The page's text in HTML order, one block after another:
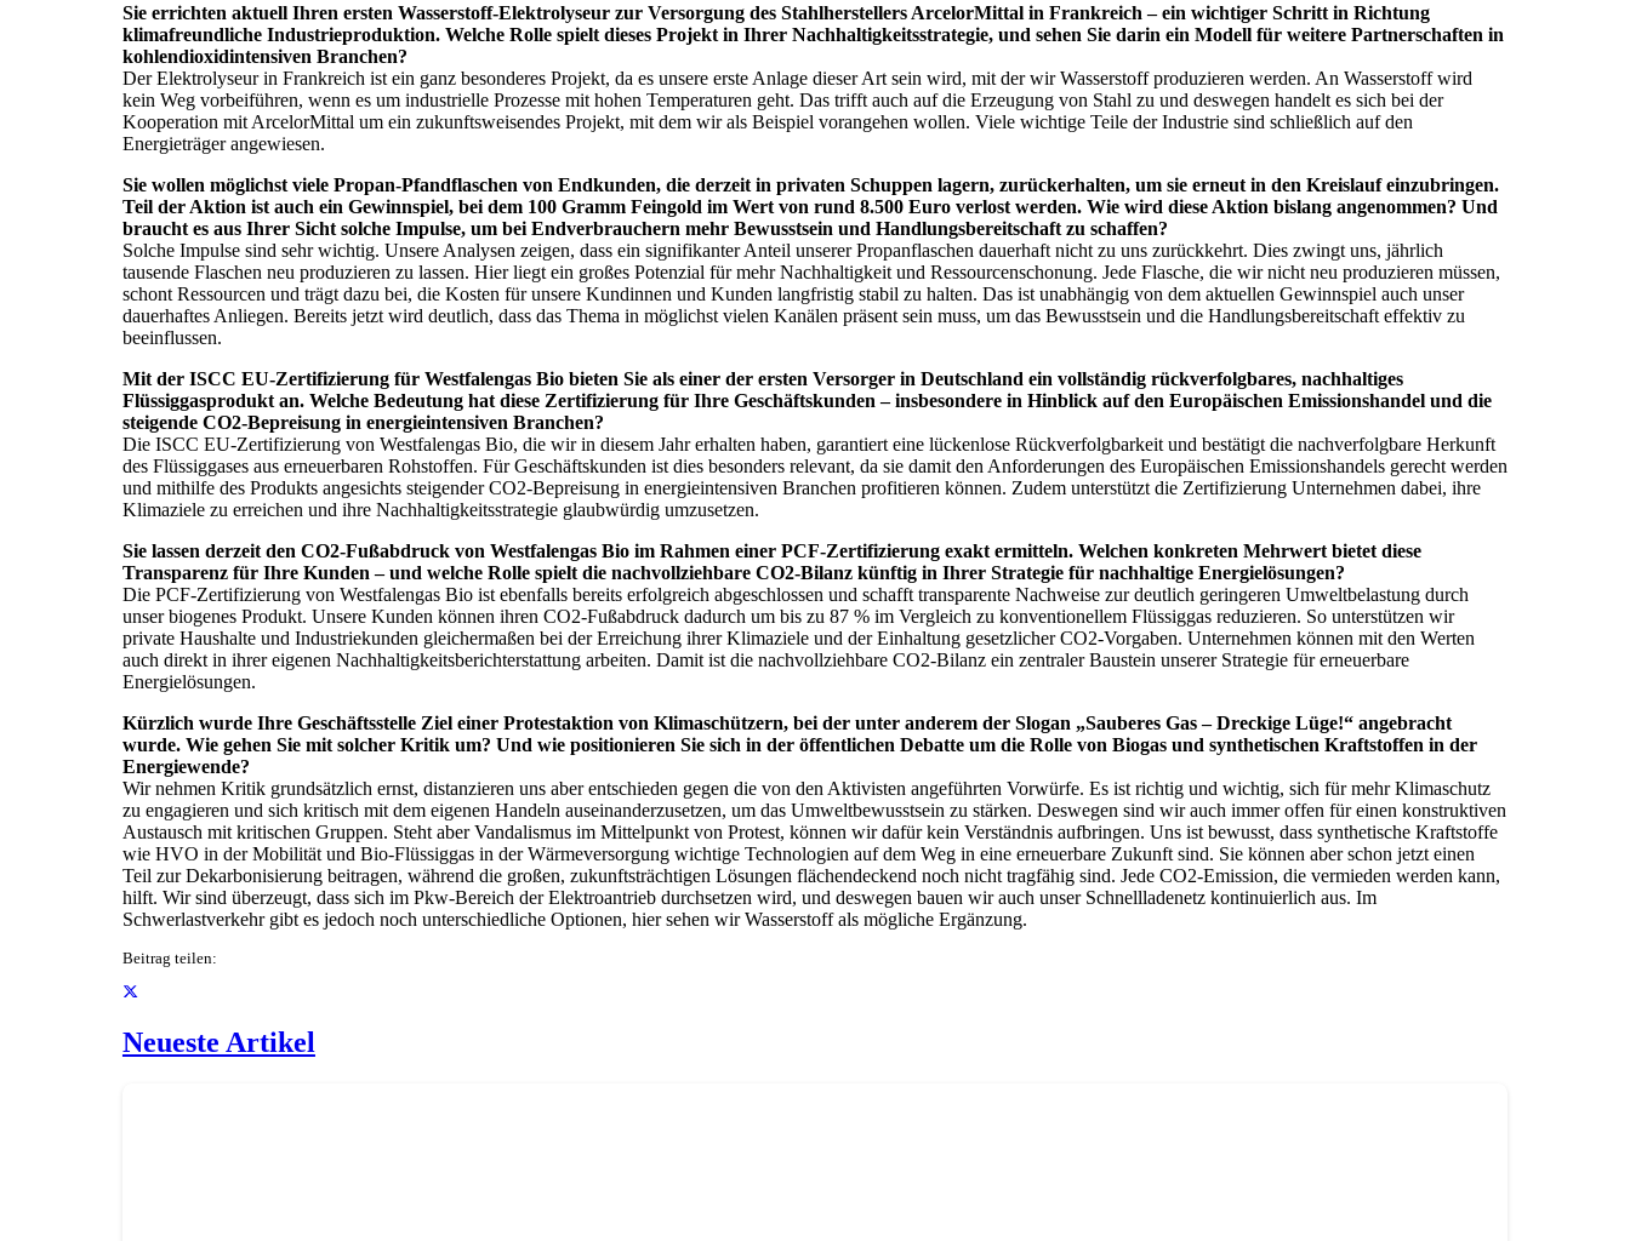
Sie errichten aktuell Ihren ersten Wasserstoff-Elektrolyseur zur Versorgung des Stahlherstellers ArcelorMittal in Frankreich – ein wichtiger Schritt in Richtung
klimafreundliche Industrieproduktion. Welche Rolle spielt dieses Projekt in Ihrer Nachhaltigkeitsstrategie, und sehen Sie darin ein Modell für weitere Partnerschaften in
kohlendioxidintensiven Branchen?
Der Elektrolyseur in Frankreich ist ein ganz besonderes Projekt, da es unsere erste Anlage dieser Art sein wird, mit der wir Wasserstoff produzieren werden. An Wasserstoff wird
kein Weg vorbeiführen, wenn es um industrielle Prozesse mit hohen Temperaturen geht. Das trifft auch auf die Erzeugung von Stahl zu und deswegen handelt es sich bei der
Kooperation mit ArcelorMittal um ein zukunftsweisendes Projekt, mit dem wir als Beispiel vorangehen wollen. Viele wichtige Teile der Industrie sind schließlich auf den
Energieträger angewiesen.
Sie wollen möglichst viele Propan-Pfandflaschen von Endkunden, die derzeit in privaten Schuppen lagern, zurückerhalten, um sie erneut in den Kreislauf einzubringen.
Teil der Aktion ist auch ein Gewinnspiel, bei dem 100 Gramm Feingold im Wert von rund 8.500 Euro verlost werden. Wie wird diese Aktion bislang angenommen? Und
braucht es aus Ihrer Sicht solche Impulse, um bei Endverbrauchern mehr Bewusstsein und Handlungsbereitschaft zu schaffen?
Solche Impulse sind sehr wichtig. Unsere Analysen zeigen, dass ein signifikanter Anteil unserer Propanflaschen dauerhaft nicht zu uns zurückkehrt. Dies zwingt uns, jährlich
tausende Flaschen neu produzieren zu lassen. Hier liegt ein großes Potenzial für mehr Nachhaltigkeit und Ressourcenschonung. Jede Flasche, die wir nicht neu produzieren müssen,
schont Ressourcen und trägt dazu bei, die Kosten für unsere Kundinnen und Kunden langfristig stabil zu halten. Das ist unabhängig von dem aktuellen Gewinnspiel auch unser
dauerhaftes Anliegen. Bereits jetzt wird deutlich, dass das Thema in möglichst vielen Kanälen präsent sein muss, um das Bewusstsein und die Handlungsbereitschaft effektiv zu
beeinflussen.
Mit der ISCC EU-Zertifizierung für Westfalengas Bio bieten Sie als einer der ersten Versorger in Deutschland ein vollständig rückverfolgbares, nachhaltiges
Flüssiggasprodukt an. Welche Bedeutung hat diese Zertifizierung für Ihre Geschäftskunden – insbesondere in Hinblick auf den Europäischen Emissionshandel und die
steigende CO2-Bepreisung in energieintensiven Branchen?
Die ISCC EU-Zertifizierung von Westfalengas Bio, die wir in diesem Jahr erhalten haben, garantiert eine lückenlose Rückverfolgbarkeit und bestätigt die nachverfolgbare Herkunft
des Flüssiggases aus erneuerbaren Rohstoffen. Für Geschäftskunden ist dies besonders relevant, da sie damit den Anforderungen des Europäischen Emissionshandels gerecht werden
und mithilfe des Produkts angesichts steigender CO2-Bepreisung in energieintensiven Branchen profitieren können. Zudem unterstützt die Zertifizierung Unternehmen dabei, ihre
Klimaziele zu erreichen und ihre Nachhaltigkeitsstrategie glaubwürdig umzusetzen.
Sie lassen derzeit den CO2-Fußabdruck von Westfalengas Bio im Rahmen einer PCF-Zertifizierung exakt ermitteln. Welchen konkreten Mehrwert bietet diese
Transparenz für Ihre Kunden – und welche Rolle spielt die nachvollziehbare CO2-Bilanz künftig in Ihrer Strategie für nachhaltige Energielösungen?
Die PCF-Zertifizierung von Westfalengas Bio ist ebenfalls bereits erfolgreich abgeschlossen und schafft transparente Nachweise zur deutlich geringeren Umweltbelastung durch
unser biogenes Produkt. Unsere Kunden können ihren CO2-Fußabdruck dadurch um bis zu 87 % im Vergleich zu konventionellem Flüssiggas reduzieren. So unterstützen wir
private Haushalte und Industriekunden gleichermaßen bei der Erreichung ihrer Klimaziele und der Einhaltung gesetzlicher CO2-Vorgaben. Unternehmen können mit den Werten
auch direkt in ihrer eigenen Nachhaltigkeitsberichterstattung arbeiten. Damit ist die nachvollziehbare CO2-Bilanz ein zentraler Baustein unserer Strategie für erneuerbare
Energielösungen.
Kürzlich wurde Ihre Geschäftsstelle Ziel einer Protestaktion von Klimaschützern, bei der unter anderem der Slogan „Sauberes Gas – Dreckige Lüge!“ angebracht
wurde. Wie gehen Sie mit solcher Kritik um? Und wie positionieren Sie sich in der öffentlichen Debatte um die Rolle von Biogas und synthetischen Kraftstoffen in der
Energiewende?
Wir nehmen Kritik grundsätzlich ernst, distanzieren uns aber entschieden gegen die von den Aktivisten angeführten Vorwürfe. Es ist richtig und wichtig, sich für mehr Klimaschutz
zu engagieren und sich kritisch mit dem eigenen Handeln auseinanderzusetzen, um das Umweltbewusstsein zu stärken. Deswegen sind wir auch immer offen für einen konstruktiven
Austausch mit kritischen Gruppen. Steht aber Vandalismus im Mittelpunkt von Protest, können wir dafür kein Verständnis aufbringen. Uns ist bewusst, dass synthetische Kraftstoffe
wie HVO in der Mobilität und Bio-Flüssiggas in der Wärmeversorgung wichtige Technologien auf dem Weg in eine erneuerbare Zukunft sind. Sie können aber schon jetzt einen
Teil zur Dekarbonisierung beitragen, während die großen, zukunftsträchtigen Lösungen flächendeckend noch nicht tragfähig sind. Jede CO2-Emission, die vermieden werden kann,
hilft. Wir sind überzeugt, dass sich im Pkw-Bereich der Elektroantrieb durchsetzen wird, und deswegen bauen wir auch unser Schnellladenetz kontinuierlich aus. Im
Schwerlastverkehr gibt es jedoch noch unterschiedliche Optionen, hier sehen wir Wasserstoff als mögliche Ergänzung.
Beitrag teilen:
Neueste Artikel